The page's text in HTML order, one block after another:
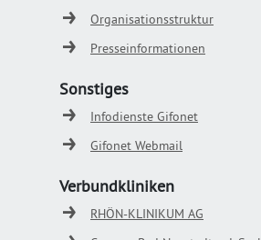
Organisationsstruktur
Presseinformationen
Sonstiges
Infodienste Gifonet
Gifonet Webmail
Verbundkliniken
RHÖN-KLINIKUM AG